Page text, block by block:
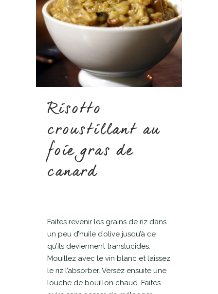
Risotto
croustillant au
foie gras de
canard
Faites revenir les grains de riz dans
un peu d’huile d’olive jusqu’à ce
qu’ils deviennent translucides.
Mouillez avec le vin blanc et laissez
le riz l’absorber. Versez ensuite une
louche de bouillon chaud. Faites